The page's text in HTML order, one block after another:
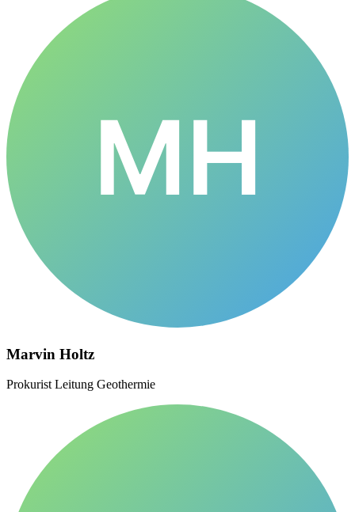
MH
Marvin Holtz
Prokurist Leitung Geothermie